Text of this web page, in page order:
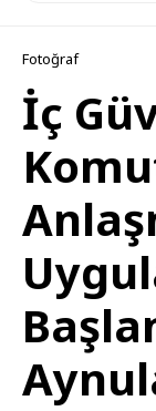
Fotoğraf
İç